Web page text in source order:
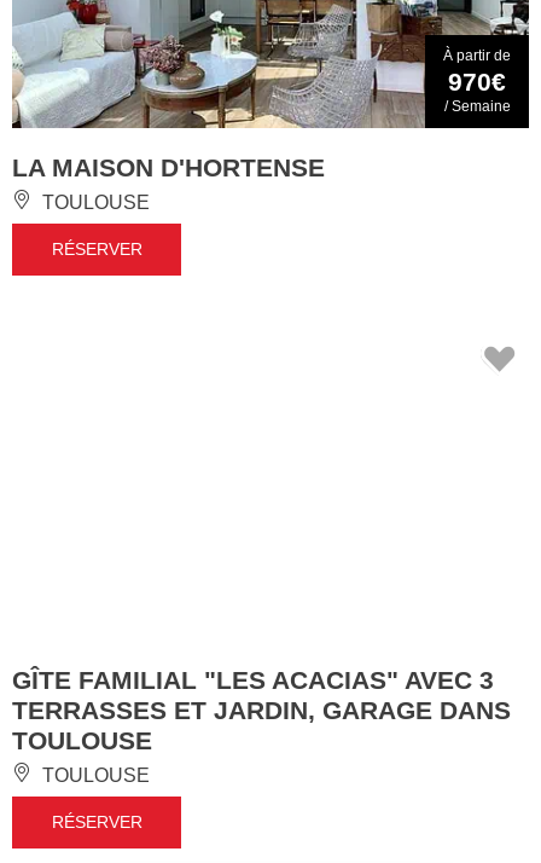
À partir de
970€
/ Semaine
LA MAISON D'HORTENSE
TOULOUSE
RÉSERVER
GÎTE FAMILIAL "LES ACACIAS" AVEC 3
TERRASSES ET JARDIN, GARAGE DANS
TOULOUSE
TOULOUSE
RÉSERVER